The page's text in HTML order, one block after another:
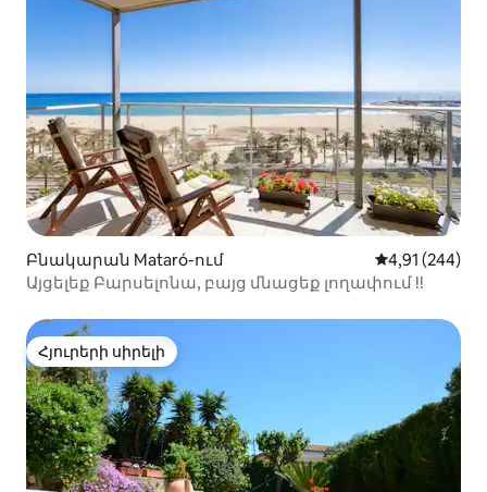
Բնակարան Mataró-ում Միջին
4,91 (244)
Այցելեք Բարսելոնա, բայց մնացեք լողափում !!
Հյուրերի սիրելի
Հյուրերի սիրելի